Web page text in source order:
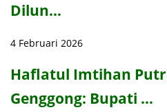
Dilun…
4 Februari 2026
Haflatul Imtihan
Genggong: Bupati …